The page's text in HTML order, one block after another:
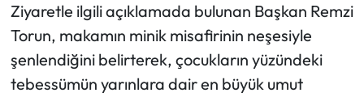
Ziyaretle ilgili açıklamada bulunan Başkan Remzi
Torun, makamın minik misafirinin neşesiyle
şenlendiğini belirterek, çocukların yüzündeki
tebessümün yarınlara dair en büyük umut
Mecitözü Haberleri
Oğuzlar Haberleri